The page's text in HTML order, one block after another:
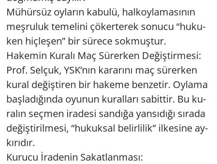
Mü­hür­süz oy­la­rın ka­bu­lü, hal­koy­la­ma­sı­nın
meş­ru­luk te­me­li­ni çö­ker­te­rek so­nu­cu “hu­ku­
ken hiç­le­şen” bir sü­re­ce sok­muş­tur.
Ha­ke­min Ku­ra­lı Maç Sü­rer­ken De­ğiş­tir­me­si:
Prof. Sel­çuk, YSK’nın ka­ra­rı­nı maç sü­rer­ken
kural de­ğiş­ti­ren bir ha­ke­me ben­ze­tir. Oy­la­ma
baş­la­dı­ğın­da oyu­nun ku­ral­la­rı sa­bit­tir. Bu ku­
ra­lın seç­men ira­de­si san­dı­ğa yan­sı­dı­ğı sı­ra­da
de­ğiş­ti­ril­me­si, “hu­kuk­sal be­lir­li­lik” il­ke­si­ne ay­
kı­rı­dır.
Ku­ru­cu İra­de­nin Sa­kat­lan­ma­sı: